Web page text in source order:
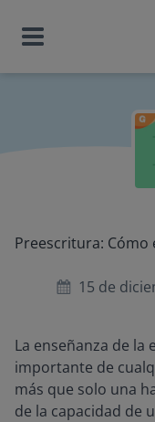
Preescritura:
15 de
La enseñanza de
importante de
más que solo una
de la capacidad de